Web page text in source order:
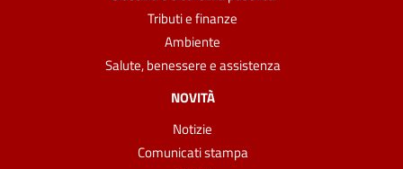
Tributi e finanze
Ambiente
Salute, benessere e assistenza
NOVITÀ
Notizie
Comunicati stampa